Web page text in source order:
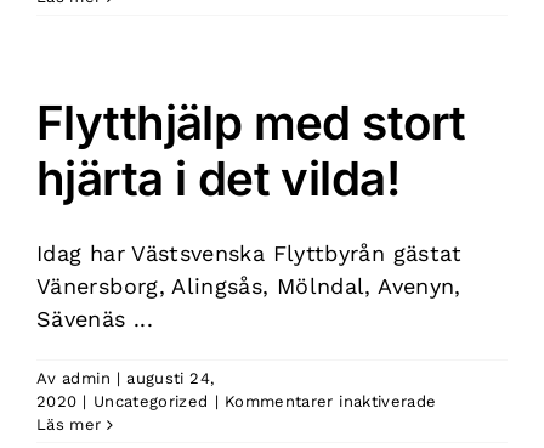
Götaland
Flytthjälp med stort
hjärta i det vilda!
Idag har Västsvenska Flyttbyrån gästat
Vänersborg, Alingsås, Mölndal, Avenyn,
Sävenäs ...
Avadmin | augusti 24,
2020 | Uncategorized | Kommentarer inaktiverade
Läs mer